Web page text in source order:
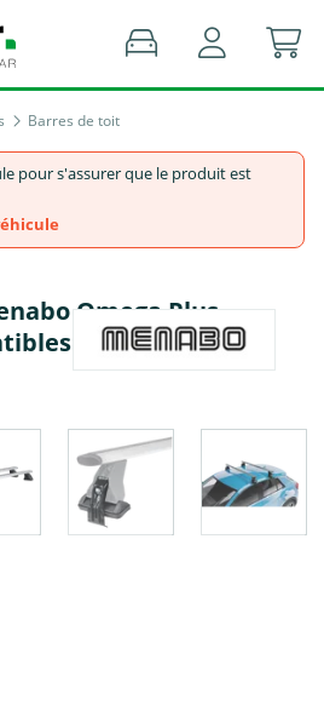
Barres de toit
pour s'assurer que le produit est
Omega Plus -
: voir la